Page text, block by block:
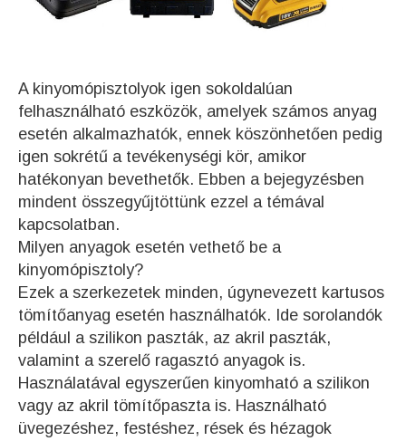
A kinyomópisztolyok igen sokoldalúan
felhasználható eszközök, amelyek számos anyag
esetén alkalmazhatók, ennek köszönhetően pedig
igen sokrétű a tevékenységi kör, amikor
hatékonyan bevethetők. Ebben a bejegyzésben
mindent összegyűjtöttünk ezzel a témával
kapcsolatban.
Milyen anyagok esetén vethető be a
kinyomópisztoly?
Ezek a szerkezetek minden, úgynevezett kartusos
tömítőanyag esetén használhatók. Ide sorolandók
például a szilikon paszták, az akril paszták,
valamint a szerelő ragasztó anyagok is.
Használatával egyszerűen kinyomható a szilikon
vagy az akril tömítőpaszta is. Használható
üvegezéshez, festéshez, rések és hézagok